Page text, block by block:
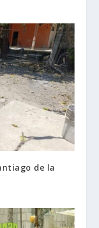
de la